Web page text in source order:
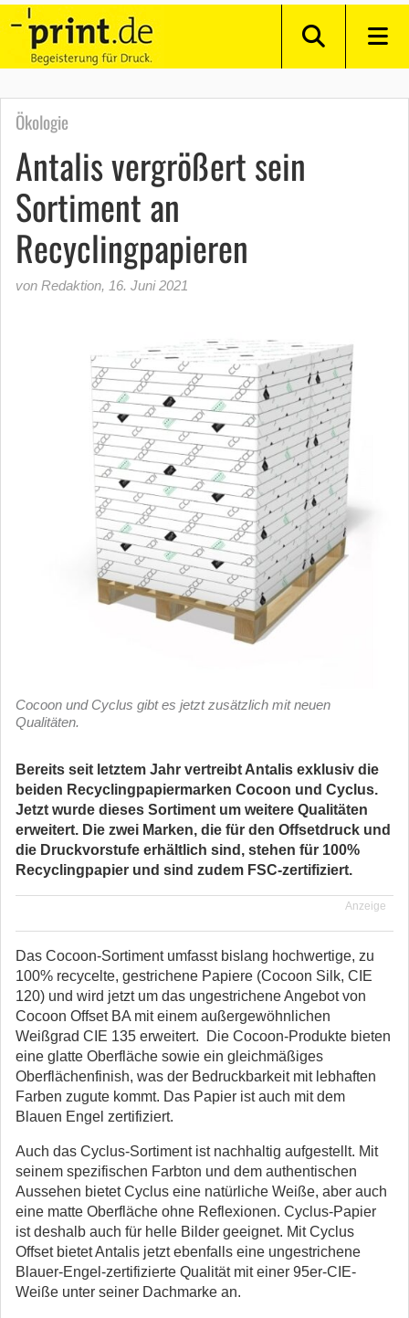
Ökologie
Antalis vergrößert sein
Sortiment an
Recyclingpapieren
von Redaktion, 16. Juni 2021
Cocoon und Cyclus gibt es jetzt zusätzlich mit neuen
Qualitäten.
Bereits seit letztem Jahr vertreibt Antalis exklusiv die
beiden Recyclingpapiermarken Cocoon und Cyclus.
Jetzt wurde dieses Sortiment um weitere Qualitäten
erweitert. Die zwei Marken, die für den Offsetdruck und
die Druckvorstufe erhältlich sind, stehen für 100%
Recyclingpapier und sind zudem FSC-zertifiziert.
Anzeige
Das Cocoon-Sortiment umfasst bislang hochwertige, zu
100% recycelte, gestrichene Papiere (Cocoon Silk, CIE
120) und wird jetzt um das ungestrichene Angebot von
Cocoon Offset BA mit einem außergewöhnlichen
Weißgrad CIE 135 erweitert. Die Cocoon-Produkte bieten
eine glatte Oberfläche sowie ein gleichmäßiges
Oberflächenfinish, was der Bedruckbarkeit mit lebhaften
Farben zugute kommt. Das Papier ist auch mit dem
Blauen Engel zertifiziert.
Auch das Cyclus-Sortiment ist nachhaltig aufgestellt. Mit
seinem spezifischen Farbton und dem authentischen
Aussehen bietet Cyclus eine natürliche Weiße, aber auch
eine matte Oberfläche ohne Reflexionen. Cyclus-Papier
ist deshalb auch für helle Bilder geeignet. Mit Cyclus
Offset bietet Antalis jetzt ebenfalls eine ungestrichene
Blauer-Engel-zertifizierte Qualität mit einer 95er-CIE-
Weiße unter seiner Dachmarke an.